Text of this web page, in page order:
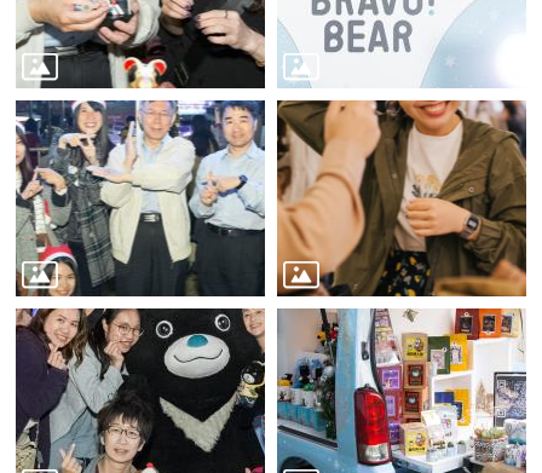
業
登
記
服
務
商
業
管
理
商
展
與